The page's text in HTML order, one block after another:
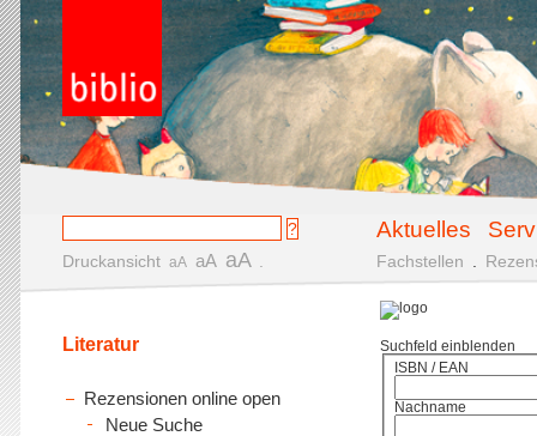
Aktuelles
Druckansicht aA aA aA Fachstellen
Suchfeld einblenden
ISBN / EAN
Nachname
Literatur
Rezensionen online open
Neue Suche